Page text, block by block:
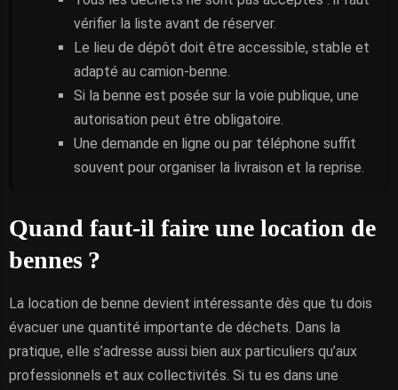
vérifier la liste avant de réserver.
Le lieu de dépôt doit être accessible, stable et
adapté au camion-benne.
Si la benne est posée sur la voie publique, une
autorisation peut être obligatoire.
Une demande en ligne ou par téléphone suffit
souvent pour organiser la livraison et la reprise.
Quand faut-il faire une location de
bennes ?
La location de benne devient intéressante dès que tu dois
évacuer une quantité importante de déchets. Dans la
pratique, elle s’adresse aussi bien aux particuliers qu’aux
professionnels et aux collectivités. Si tu es dans une